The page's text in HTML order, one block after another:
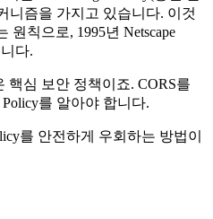
니즘을 가지고 있습니다. 이것
원칙으로, 1995년 Netscape
다.
핵심 보안 정책이죠. CORS를
를 알아야 합니다.
를 안전하게 우회하는 방법이